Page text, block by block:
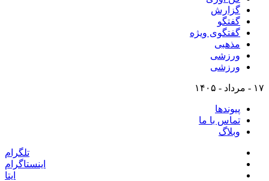
گزارش
گفتگو
گفتگوی ویژه
مذهبی
ورزشی
ورزشی
۱۷ - مرداد - ۱۴۰۵
پیوندها
تماس با ما
وبلاگ
تلگرام
اینستاگرام
ایتا